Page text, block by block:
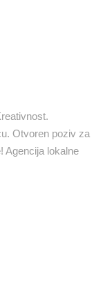
Otvoren poziv za
Agencija lokalne